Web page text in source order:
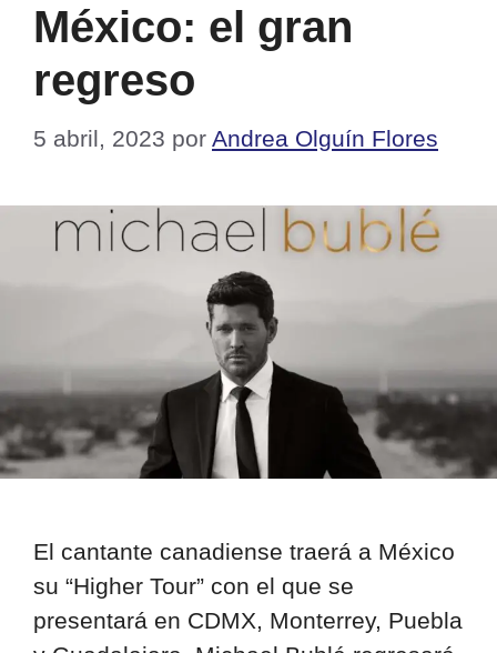
México: el gran
regreso
5 abril, 2023 por Andrea Olguín Flores
El cantante canadiense traerá a México
su “Higher Tour” con el que se
presentará en CDMX, Monterrey, Puebla